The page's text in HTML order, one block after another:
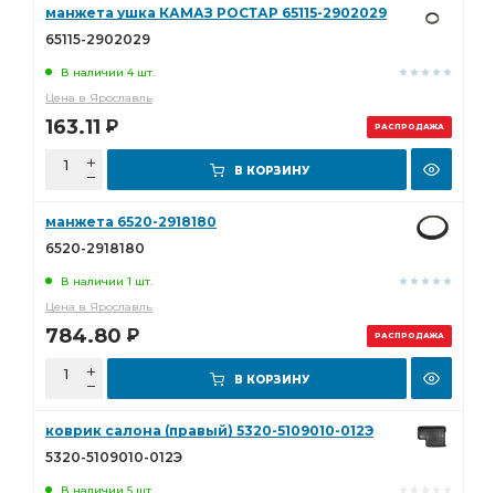
РАСПРОДАЖА
манжета ушка КАМАЗ РОСТАР 65115-2902029
65115-2902029
В наличии 4 шт.
Цена в Ярославль
163.11 Р
В КОРЗИНУ
РАСПРОДАЖА
манжета 6520-2918180
6520-2918180
В наличии 1 шт.
Цена в Ярославль
784.80 Р
В КОРЗИНУ
коврик салона (правый) 5320-5109010-012Э
5320-5109010-012Э